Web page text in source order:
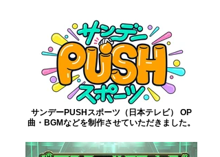
サンデーPUSHスポーツ（日本テレビ） OP
曲・BGMなどを制作させていただきました。